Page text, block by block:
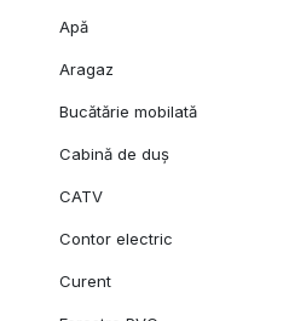
Apă
Aragaz
Bucătărie mobilată
Cabină de duș
CATV
Contor electric
Curent